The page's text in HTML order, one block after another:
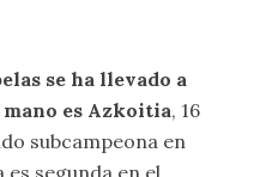
se ha llevado a
mano es Azkoitia, 16
subcampeona en
es segunda en el